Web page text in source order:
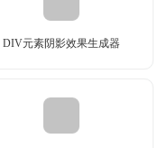
DIV元素阴影效果生成器